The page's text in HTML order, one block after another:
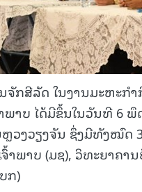
ກສີລັດ ໃນງານມະຫະກໍ
ພາບ ໄດ້ມີຂຶ້ນໃນວັນທີ 6
ວງວຽງຈັນ ຊຶ່ງມີທັງໝົດ
າພາບ (ມຊ), ວິທະຍາຄ
ກ)